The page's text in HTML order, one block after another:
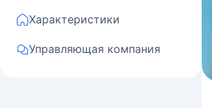
Характеристики
Управляющая компания